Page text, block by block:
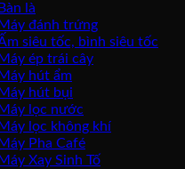
Bàn là
Máy đánh trứng
siêu tốc, bình siêu tốc
Máy ép trái cây
Máy hút ẩm
Máy hút bụi
Máy lọc nước
Máy lọc không khí
Máy Pha Café
Máy Xay Sinh Tố